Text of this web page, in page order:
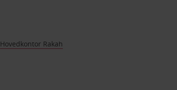
Hovedkontor Rakah